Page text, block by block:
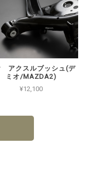
アクスルブッシュ(デ
ミオ/MAZDA2)
¥12,100